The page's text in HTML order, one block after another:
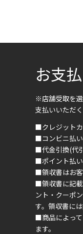
お支
※店舗受取を
支払いいただ
■クレジット
■コンビニ払い
■代金引換(代
■ポイント払
■領収書はお客
■領収書に記
ント・クーポ
す。領収書に
■商品によっ
ます。